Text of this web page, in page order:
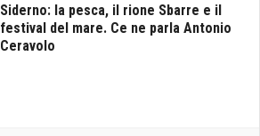
Siderno: la pesca, il rione Sbarre e il
festival del mare. Ce ne parla Antonio
Ceravolo